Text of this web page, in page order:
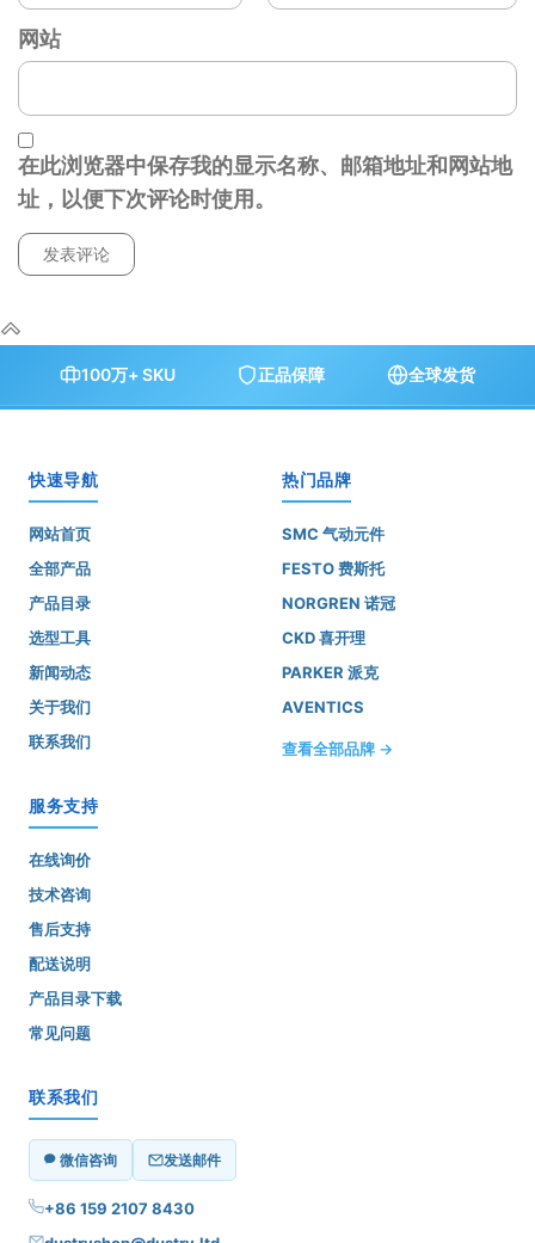
网站
在此浏览器中保存我的显示名称、邮箱地址和网站地
址，以便下次评论时使用。
100万+ SKU 正品保障 全球发货
快速导航
网站首页
全部产品
产品目录
选型工具
新闻动态
关于我们
联系我们
热门品牌
SMC 气动元件
FESTO 费斯托
NORGREN 诺冠
CKD 喜开理
PARKER 派克
AVENTICS
查看全部品牌 →
服务支持
在线询价
技术咨询
售后支持
配送说明
产品目录下载
常见问题
联系我们
微信咨询 发送邮件
+86 159 2107 8430